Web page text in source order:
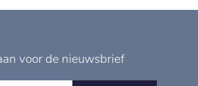
voor de nieuwsbrief